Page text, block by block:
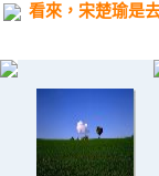
看來，宋楚瑜是